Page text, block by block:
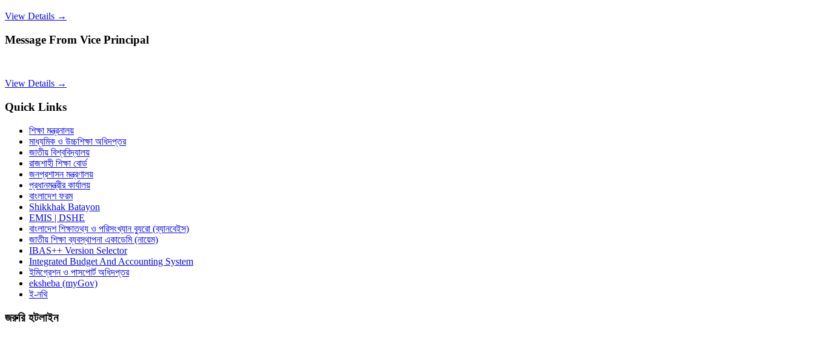
View Details →
Message From Vice Principal
View Details →
Quick Links
শিক্ষা মন্ত্রনালয়
মাধ্যমিক ও উচ্চশিক্ষা অধিদপ্তর
জাতীয় বিশ্ববিদ্যালয়
রাজশাহী শিক্ষা বোর্ড
জনপ্রশাসন মন্ত্রণালয়
প্রধানমন্ত্রীর কার্যালয়
বাংলাদেশ ফরম
Shikkhak Batayon
EMIS | DSHE
বাংলাদেশ শিক্ষাতথ্য ও পরিসংখ্যান ব্যুরো (ব্যানবেইস)
জাতীয় শিক্ষা ব্যবস্থাপনা একাডেমি (নায়েম)
IBAS++ Version Selector
Integrated Budget And Accounting System
ইমিগ্রেশন ও পাসপোর্ট অধিদপ্তর
eksheba (myGov)
ই-নথি
জরুরি হটলাইন